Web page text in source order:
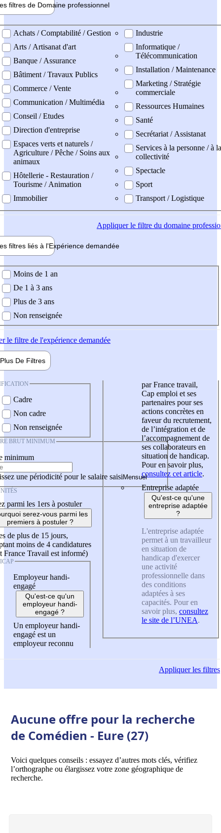
filtres de Domaine professionnel
professionel
Achats / Comptabilité / Gestion
Arts / Artisanat d'art
Banque / Assurance
Bâtiment / Travaux Publics
Commerce / Vente
Communication / Multimédia
Conseil / Etudes
Direction d'entreprise
Espaces verts et naturels /
Agriculture / Pêche / Soins aux
animaux
Hôtellerie - Restauration /
Tourisme / Animation
Immobilier
Industrie
Informatique /
Télécommunication
Installation / Maintenance
Marketing / Stratégie
commerciale
Ressources Humaines
Santé
Secrétariat / Assistanat
Services à la personne / à la
collectivité
Spectacle
Sport
Transport / Logistique
Appliquerle filtre du domaine
filtres liés à l'Expérience demandée
demandée
Moins de 1 an
De 1 à 3 ans
Plus de 3 ans
Non renseignée
le filtre de l'expérience demandée
Plus De Filtres
Cadre
Non cadre
Non renseignée
BRUT MINIMUM
minimum
une périodicité pour le salaire saisi
parmi les 1ers à postuler
serez-vous parmi les
premiers à postuler ?
de plus de 15 jours,
moins de 4 candidatures
France Travail est informé)
Employeur handi-
engagé
Qu'est-ce qu'un
employeur handi-
engagé ?
Un employeur handi-
engagé est un
employeur reconnu
par France travail,
Cap emploi et ses
partenaires pour ses
actions concrètes en
faveur du recrutement,
de l’intégration et de
l’accompagnement de
ses collaborateurs en
situation de handicap.
Pour en savoir plus,
consultez cet article.
Entreprise adaptée
Qu'est-ce qu'une
entreprise adaptée
?
L'entreprise adaptée
permet à un travailleur
en situation de
handicap d'exercer
une activité
professionnelle dans
des conditions
adaptées à ses
capacités. Pour en
savoir plus, consultez
le site de l’UNEA.
Appliquerles filtres
Aucune offre pour la recherche
de Comédien - Eure (27)
Voici quelques conseils : essayez d’autres mots clés, vérifiez
l’orthographe ou élargissez votre zone géographique de
recherche.